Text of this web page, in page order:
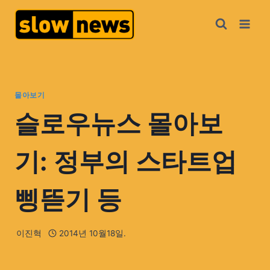
몰아보기
슬로우뉴스 몰아보
기: 정부의 스타트업
삥뜯기 등
이진혁 2014년 10월18일.